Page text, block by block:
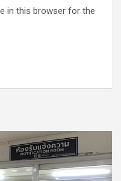
in this browser for the